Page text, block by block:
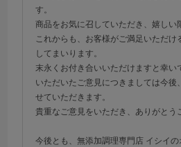
す。
商品をお気に召していただき、嬉しい
これからも、お客様がご満足いただけ
してまいります。
末永くお付き合いいただけますと幸い
いただいたご意見につきましては今後
せていただきます。
貴重なご意見をいただき、ありがとう
今後とも、無添加調理専門店 イシイの